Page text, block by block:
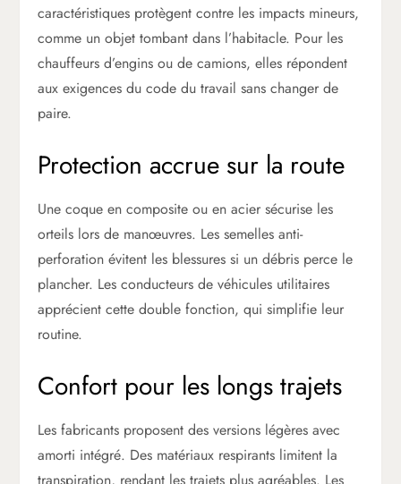
caractéristiques protègent contre les impacts mineurs,
comme un objet tombant dans l’habitacle. Pour les
chauffeurs d’engins ou de camions, elles répondent
aux exigences du code du travail sans changer de
paire.
Protection accrue sur la route
Une coque en composite ou en acier sécurise les
orteils lors de manœuvres. Les semelles anti-
perforation évitent les blessures si un débris perce le
plancher. Les conducteurs de véhicules utilitaires
apprécient cette double fonction, qui simplifie leur
routine.
Confort pour les longs trajets
Les fabricants proposent des versions légères avec
amorti intégré. Des matériaux respirants limitent la